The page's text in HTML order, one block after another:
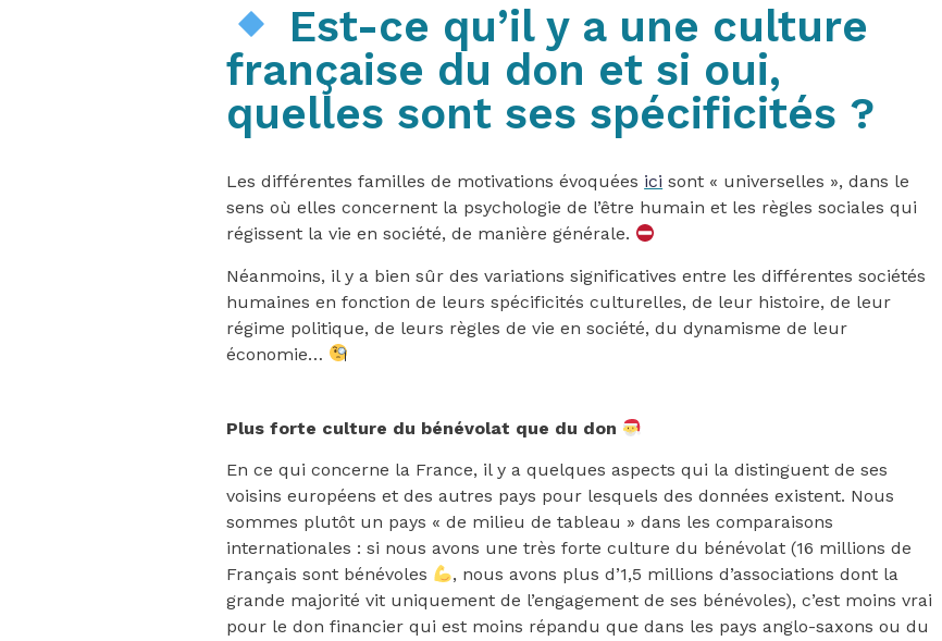
Est-ce qu’il y a une culture
française du don et si oui,
quelles sont ses spécificités ?
Les différentes familles de motivations évoquées ici sont « universelles », dans le
sens où elles concernent la psychologie de l’être humain et les règles sociales qui
régissent la vie en société, de manière générale.
Néanmoins, il y a bien sûr des variations significatives entre les différentes sociétés
humaines en fonction de leurs spécificités culturelles, de leur histoire, de leur
régime politique, de leurs règles de vie en société, du dynamisme de leur
économie…
Plus forte culture du bénévolat que du don
En ce qui concerne la France, il y a quelques aspects qui la distinguent de ses
voisins européens et des autres pays pour lesquels des données existent. Nous
sommes plutôt un pays « de milieu de tableau » dans les comparaisons
internationales : si nous avons une très forte culture du bénévolat (16 millions de
Français sont bénévoles
, nous avons plus d’1,5 millions d’associations dont la
grande majorité vit uniquement de l’engagement de ses bénévoles), c’est moins vrai
pour le don financier qui est moins répandu que dans les pays anglo-saxons ou du